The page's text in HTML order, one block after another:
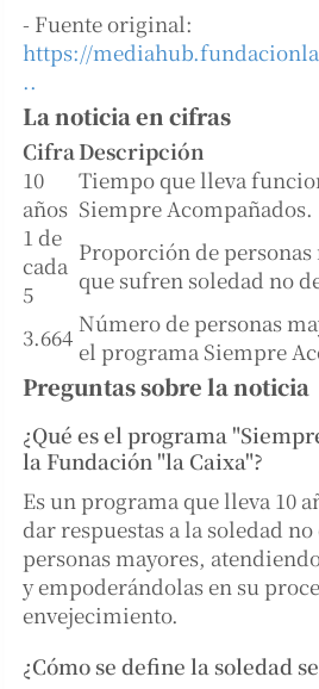
- Fuente original:
https://
..
La noticia en cifras
CifraDescripción
10
años
Tiempo que lleva
Siempre Acompañados.
1 de
cada
5
Proporción de personas
que sufren soledad no
3.664 Número de personas
el programa Siempre
Preguntas sobre la noticia
¿Qué es el programa
la Fundación "la Caixa"?
Es un programa que lleva 10
dar respuestas a la soledad no
personas mayores,
y empoderándolas en su
envejecimiento.
¿Cómo se define la soledad